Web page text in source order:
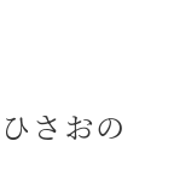
さおの